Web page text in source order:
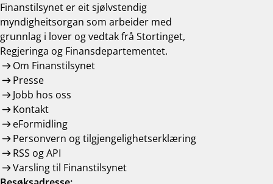
Finanstilsynet er eit sjølvstendig
myndigheitsorgan som arbeider med
grunnlag i lover og vedtak frå Stortinget,
Regjeringa og Finansdepartementet.
Om Finanstilsynet
Presse
Jobb hos oss
Kontakt
eFormidling
Personvern og tilgjengelighetserklæring
RSS og API
Varsling til Finanstilsynet